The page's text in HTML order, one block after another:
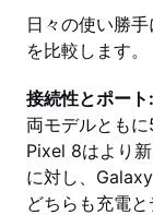
日々の使い勝
を比較します。
接続性とポート:
両モデルとも
Pixel 8はより
に対し、
どちらも充電